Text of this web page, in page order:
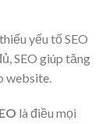
yếu tố SEO
SEO giúp tăng
website.
là điều mọi